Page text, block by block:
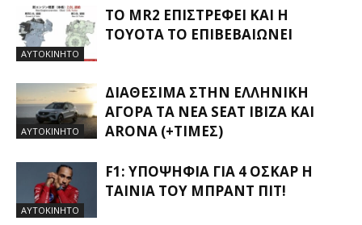
ΑΥΤΟΚΙΝΗΤΟ
ΤΟ MR2 ΕΠΙΣΤΡΈΦΕΙ ΚΑΙ Η
TOYOTA ΤΟ ΕΠΙΒΕΒΑΙΏΝΕΙ
ΑΥΤΟΚΙΝΗΤΟ
ΔΙΑΘΈΣΙΜΑ ΣΤΗΝ ΕΛΛΗΝΙΚΉ
ΑΓΟΡΆ ΤΑ ΝΈΑ SEAT IBIZA ΚΑΙ
ARONA (+ΤΙΜΈΣ)
ΑΥΤΟΚΙΝΗΤΟ
F1: ΥΠΟΨΉΦΙΑ ΓΙΑ 4 ΌΣΚΑΡ Η
ΤΑΙΝΊΑ ΤΟΥ ΜΠΡΑΝΤ ΠΙΤ!